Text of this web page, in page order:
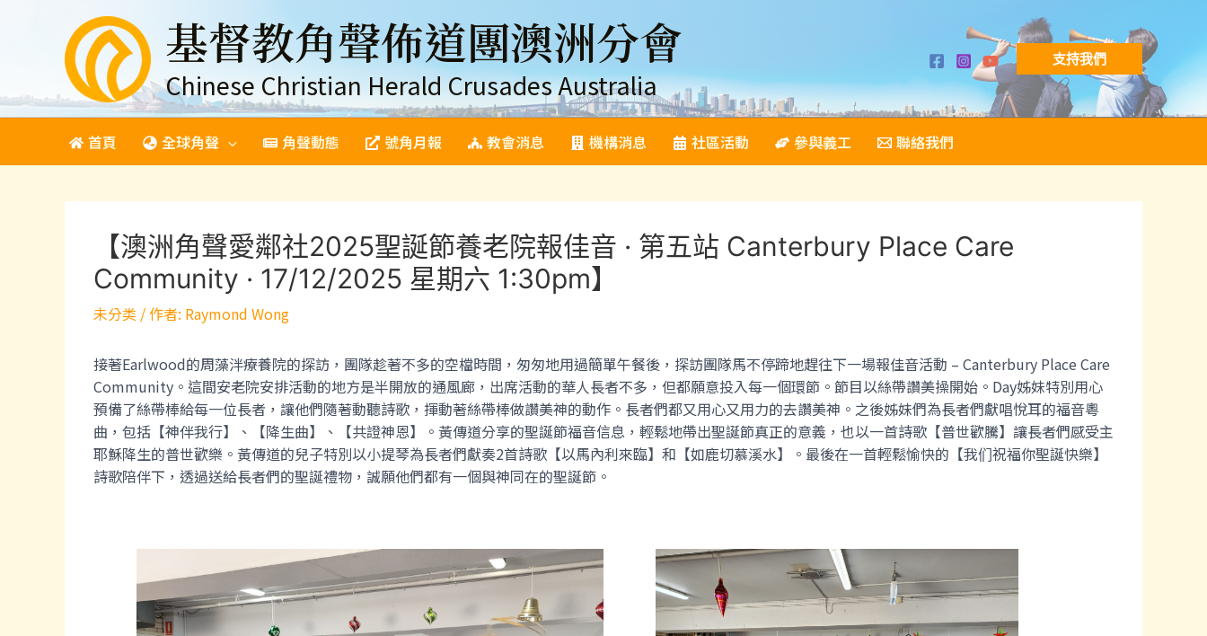
內
容
基督教角聲佈道團澳洲分會
Chinese Christian Herald Crusades Australia
支持我們
首頁 全球角聲 角聲動態 號角月報 教會消息 機構消息 社區活動 參與義工 聯絡我們
【澳洲角聲愛鄰社2025聖誕節養老院報佳音 · 第五站 Canterbury Place Care
Community · 17/12/2025 星期六 1:30pm】
未分类 / 作者: Raymond Wong
接著Earlwood的周藻泮療養院的探訪，團隊趁著不多的空檔時間，匆匆地用過簡單午餐後，探訪團隊馬不停蹄地趕往下一場報佳音活動 – Canterbury Place Care
Community。這間安老院安排活動的地方是半開放的通風廊，出席活動的華人長者不多，但都願意投入每一個環節。節目以絲帶讚美操開始。Day姊妹特別用心
預備了絲帶棒給每一位長者，讓他們隨著動聽詩歌，揮動著絲帶棒做讚美神的動作。長者們都又用心又用力的去讚美神。之後姊妹們為長者們獻唱悅耳的福音粵
曲，包括【神伴我行】、【降生曲】、【共證神恩】。黃傳道分享的聖誕節福音信息，輕鬆地帶出聖誕節真正的意義，也以一首詩歌【普世歡騰】讓長者們感受主
耶穌降生的普世歡樂。黃傳道的兒子特別以小提琴為長者們獻奏2首詩歌【以馬內利來臨】和【如鹿切慕溪水】。最後在一首輕鬆愉快的【我们祝福你聖誕快樂】
詩歌陪伴下，透過送給長者們的聖誕禮物，誠願他們都有一個與神同在的聖誕節。